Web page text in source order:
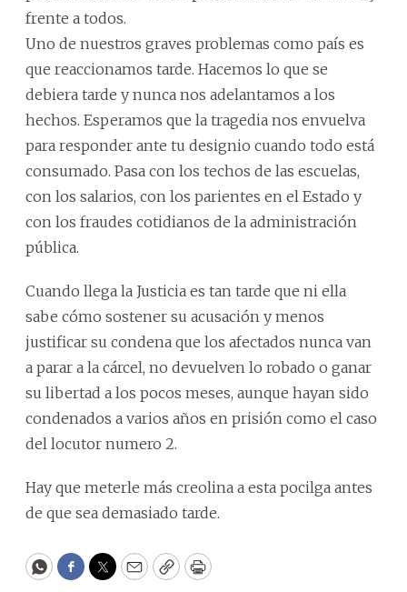
frente a todos.
Uno de nuestros graves problemas como país es
que reaccionamos tarde. Hacemos lo que se
debiera tarde y nunca nos adelantamos a los
hechos. Esperamos que la tragedia nos envuelva
para responder ante tu designio cuando todo está
consumado. Pasa con los techos de las escuelas,
con los salarios, con los parientes en el Estado y
con los fraudes cotidianos de la administración
pública.
Cuando llega la Justicia es tan tarde que ni ella
sabe cómo sostener su acusación y menos
justificar su condena que los afectados nunca van
a parar a la cárcel, no devuelven lo robado o ganar
su libertad a los pocos meses, aunque hayan sido
condenados a varios años en prisión como el caso
del locutor numero 2.
Hay que meterle más creolina a esta pocilga antes
de que sea demasiado tarde.
WhatsApp
Facebook
Twitter
EmailCopyPrint